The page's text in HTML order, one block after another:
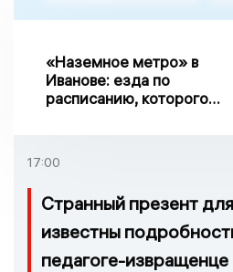
«Наземное метро» в
Иванове: езда по
расписанию, которого
17:00
Странный презент
известны
педагоге-извращенце